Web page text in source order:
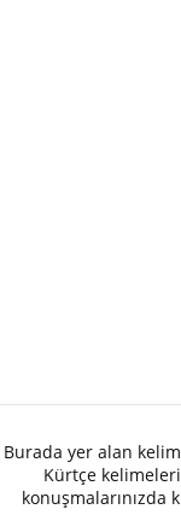
Burada yer alan
Kürtçe
konuşmalarınızda